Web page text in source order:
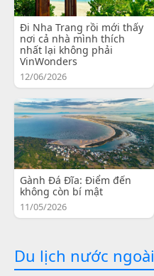
Đi Nha Trang rồi mới thấy
nơi cả nhà mình thích
nhất lại không phải
VinWonders
12/06/2026
Gành Đá Đĩa: Điểm đến
không còn bí mật
11/05/2026
Du lịch nước ngoài